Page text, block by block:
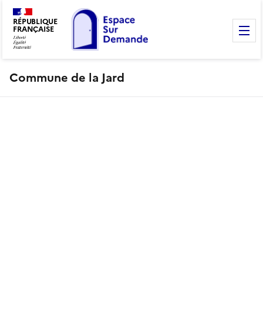
RÉPUBLIQUE
FRANÇAISE
Commune de la Jard